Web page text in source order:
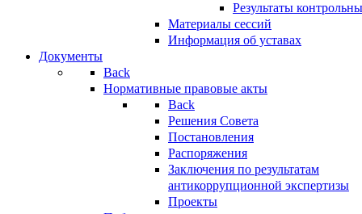
Результаты
Материалы сессий
Информация об уставах
Документы
Back
Нормативные правовые акты
Back
Решения Совета
Постановления
Распоряжения
Заключения по результатам
антикоррупционной экспертизы
Проекты